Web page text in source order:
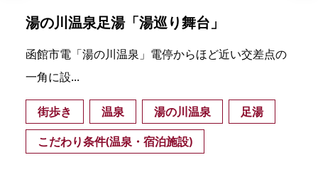
湯の川温泉足湯「湯巡り舞台」
函館市電「湯の川温泉」電停からほど近い交差点の
一角に設...
街歩き 温泉 湯の川温泉
足湯
こだわり条件(温泉・宿泊施設)